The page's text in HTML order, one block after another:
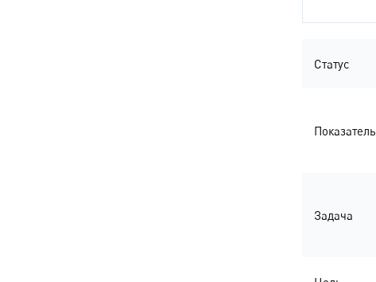
Статус
Показатель
Задача